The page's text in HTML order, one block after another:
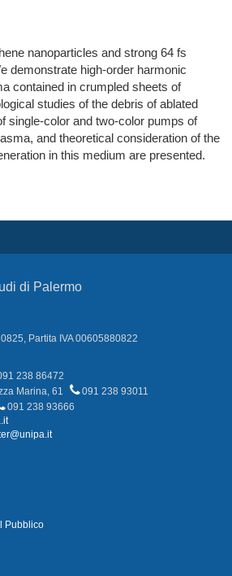
nanoparticles and strong 64 fs
demonstrate high-order harmonic
contained in crumpled sheets of
studies of the debris of ablated
single-color and two-color pumps of
and theoretical consideration of the
in this medium are presented.
di Palermo
Partita IVA 00605880822
238 86472
Marina, 61
091 238 93011
091 238 93666
Pubblico